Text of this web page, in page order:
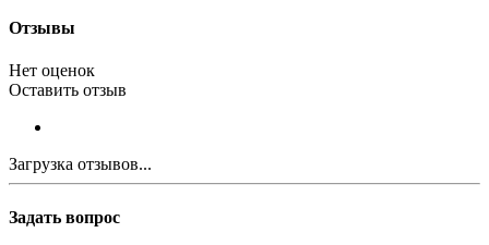
Отзывы
Нет оценок
Оставить отзыв
Загрузка отзывов...
Задать вопрос